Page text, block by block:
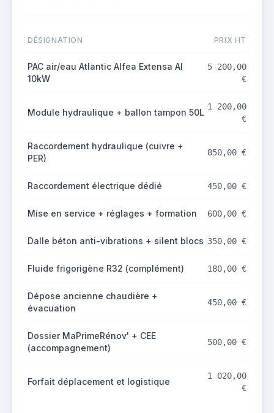
DÉSIGNATION PRIX HT
PAC air/eau Atlantic Alfea Extensa AI
10kW
5 200,00
€
Module hydraulique + ballon tampon 50L
1 200,00
€
Raccordement hydraulique (cuivre +
PER)
850,00 €
Raccordement électrique dédié 450,00 €
Mise en service + réglages + formation 600,00 €
Dalle béton anti-vibrations + silent blocs 350,00 €
Fluide frigorigène R32 (complément) 180,00 €
Dépose ancienne chaudière +
évacuation
450,00 €
Dossier MaPrimeRénov' + CEE
(accompagnement)
500,00 €
Forfait déplacement et logistique
1 020,00
€